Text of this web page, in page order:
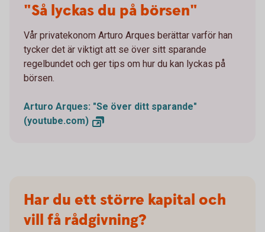
"Så lyckas du på börsen"
Vår privatekonom Arturo Arques berättar varför han
tycker det är viktigt att se över sitt sparande
regelbundet och ger tips om hur du kan lyckas på
börsen.
Arturo Arques: "Se över ditt sparande"
(youtube.com)
Har du ett större kapital och
vill få rådgivning?